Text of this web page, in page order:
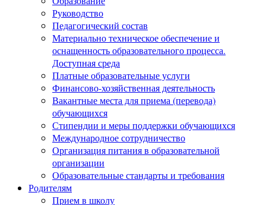
Руководство
Педагогический состав
Материально техническое обеспечение и
оснащенность образовательного процесса.
Доступная среда
Платные образовательные услуги
Финансово-хозяйственная деятельность
Вакантные места для приема (перевода)
обучающихся
Стипендии и меры поддержки обучающихся
Международное сотрудничество
Организация питания в образовательной
организации
Образовательные стандарты и требования
Родителям
Прием в школу